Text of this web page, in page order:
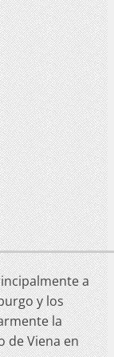
a
y los
la
de Viena en